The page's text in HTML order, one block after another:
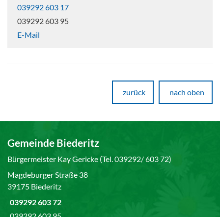
039292 603 17
039292 603 95
E-Mail
zurück nach oben
Gemeinde Biederitz
Bürgermeister Kay Gericke (Tel. 039292/ 603 72)
Magdeburger Straße 38
39175 Biederitz
039292 603 72